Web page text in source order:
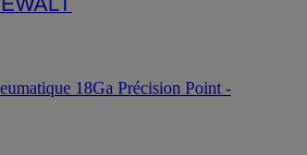
18Ga Précision Point -